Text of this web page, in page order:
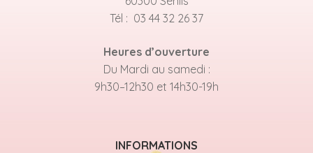
Tél : 03 44 32 26 37
Heures d’ouverture
Du Mardi au samedi :
9h30–12h30 et 14h30-19h
INFORMATIONS